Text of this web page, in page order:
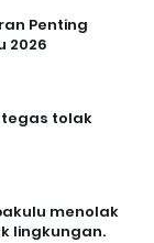
Penting
2026
tolak
menolak
lingkungan.